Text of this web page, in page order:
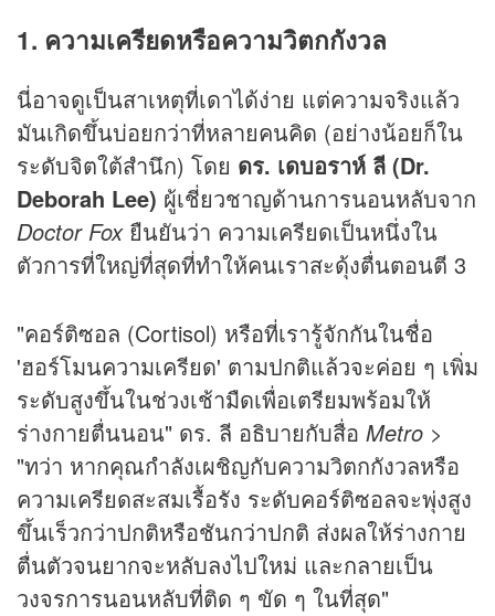
1. ความเครียดหรือความวิตกกังวล
นี่อาจดูเป็นสาเหตุที่เดาได้ง่าย แต่ความจริงแล้ว
มันเกิดขึ้นบ่อยกว่าที่หลายคนคิด (อย่างน้อยก็ใน
ระดับจิตใต้สำนึก) โดย ดร. เดบอราห์ ลี (Dr.
Deborah Lee) ผู้เชี่ยวชาญด้านการนอนหลับจาก
Doctor Foxยืนยันว่า ความเครียดเป็นหนึ่งใน
ตัวการที่ใหญ่ที่สุดที่ทำให้คนเราสะดุ้งตื่นตอนตี 3
"คอร์ติซอล (Cortisol) หรือที่เรารู้จักกันในชื่อ
'ฮอร์โมนความเครียด' ตามปกติแล้วจะค่อย ๆ เพิ่ม
ระดับสูงขึ้นในช่วงเช้ามืดเพื่อเตรียมพร้อมให้
ร่างกายตื่นนอน" ดร. ลี อธิบายกับสื่อ Metro >
"ทว่า หากคุณกำลังเผชิญกับความวิตกกังวลหรือ
ความเครียดสะสมเรื้อรัง ระดับคอร์ติซอลจะพุ่งสูง
ขึ้นเร็วกว่าปกติหรือชันกว่าปกติ ส่งผลให้ร่างกาย
ตื่นตัวจนยากจะหลับลงไปใหม่ และกลายเป็น
วงจรการนอนหลับที่ติด ๆ ขัด ๆ ในที่สุด"